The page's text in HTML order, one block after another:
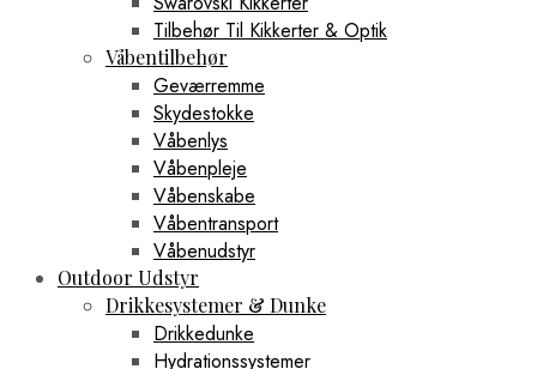
Tilbehør Til Kikkerter & Optik
Våbentilbehør
Geværremme
Skydestokke
Våbenlys
Våbenpleje
Våbenskabe
Våbentransport
Våbenudstyr
Outdoor Udstyr
Drikkesystemer & Dunke
Drikkedunke
Hydrationssystemer